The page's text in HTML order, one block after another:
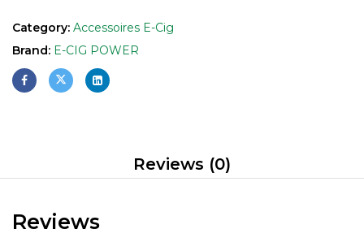
Category: Accessoires E-Cig
Brand: E-CIG POWER
Reviews (0)
Reviews